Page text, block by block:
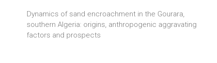
Dynamics of sand encroachment in the Gourara,
southern Algeria: origins, anthropogenic aggravating
factors and prospects